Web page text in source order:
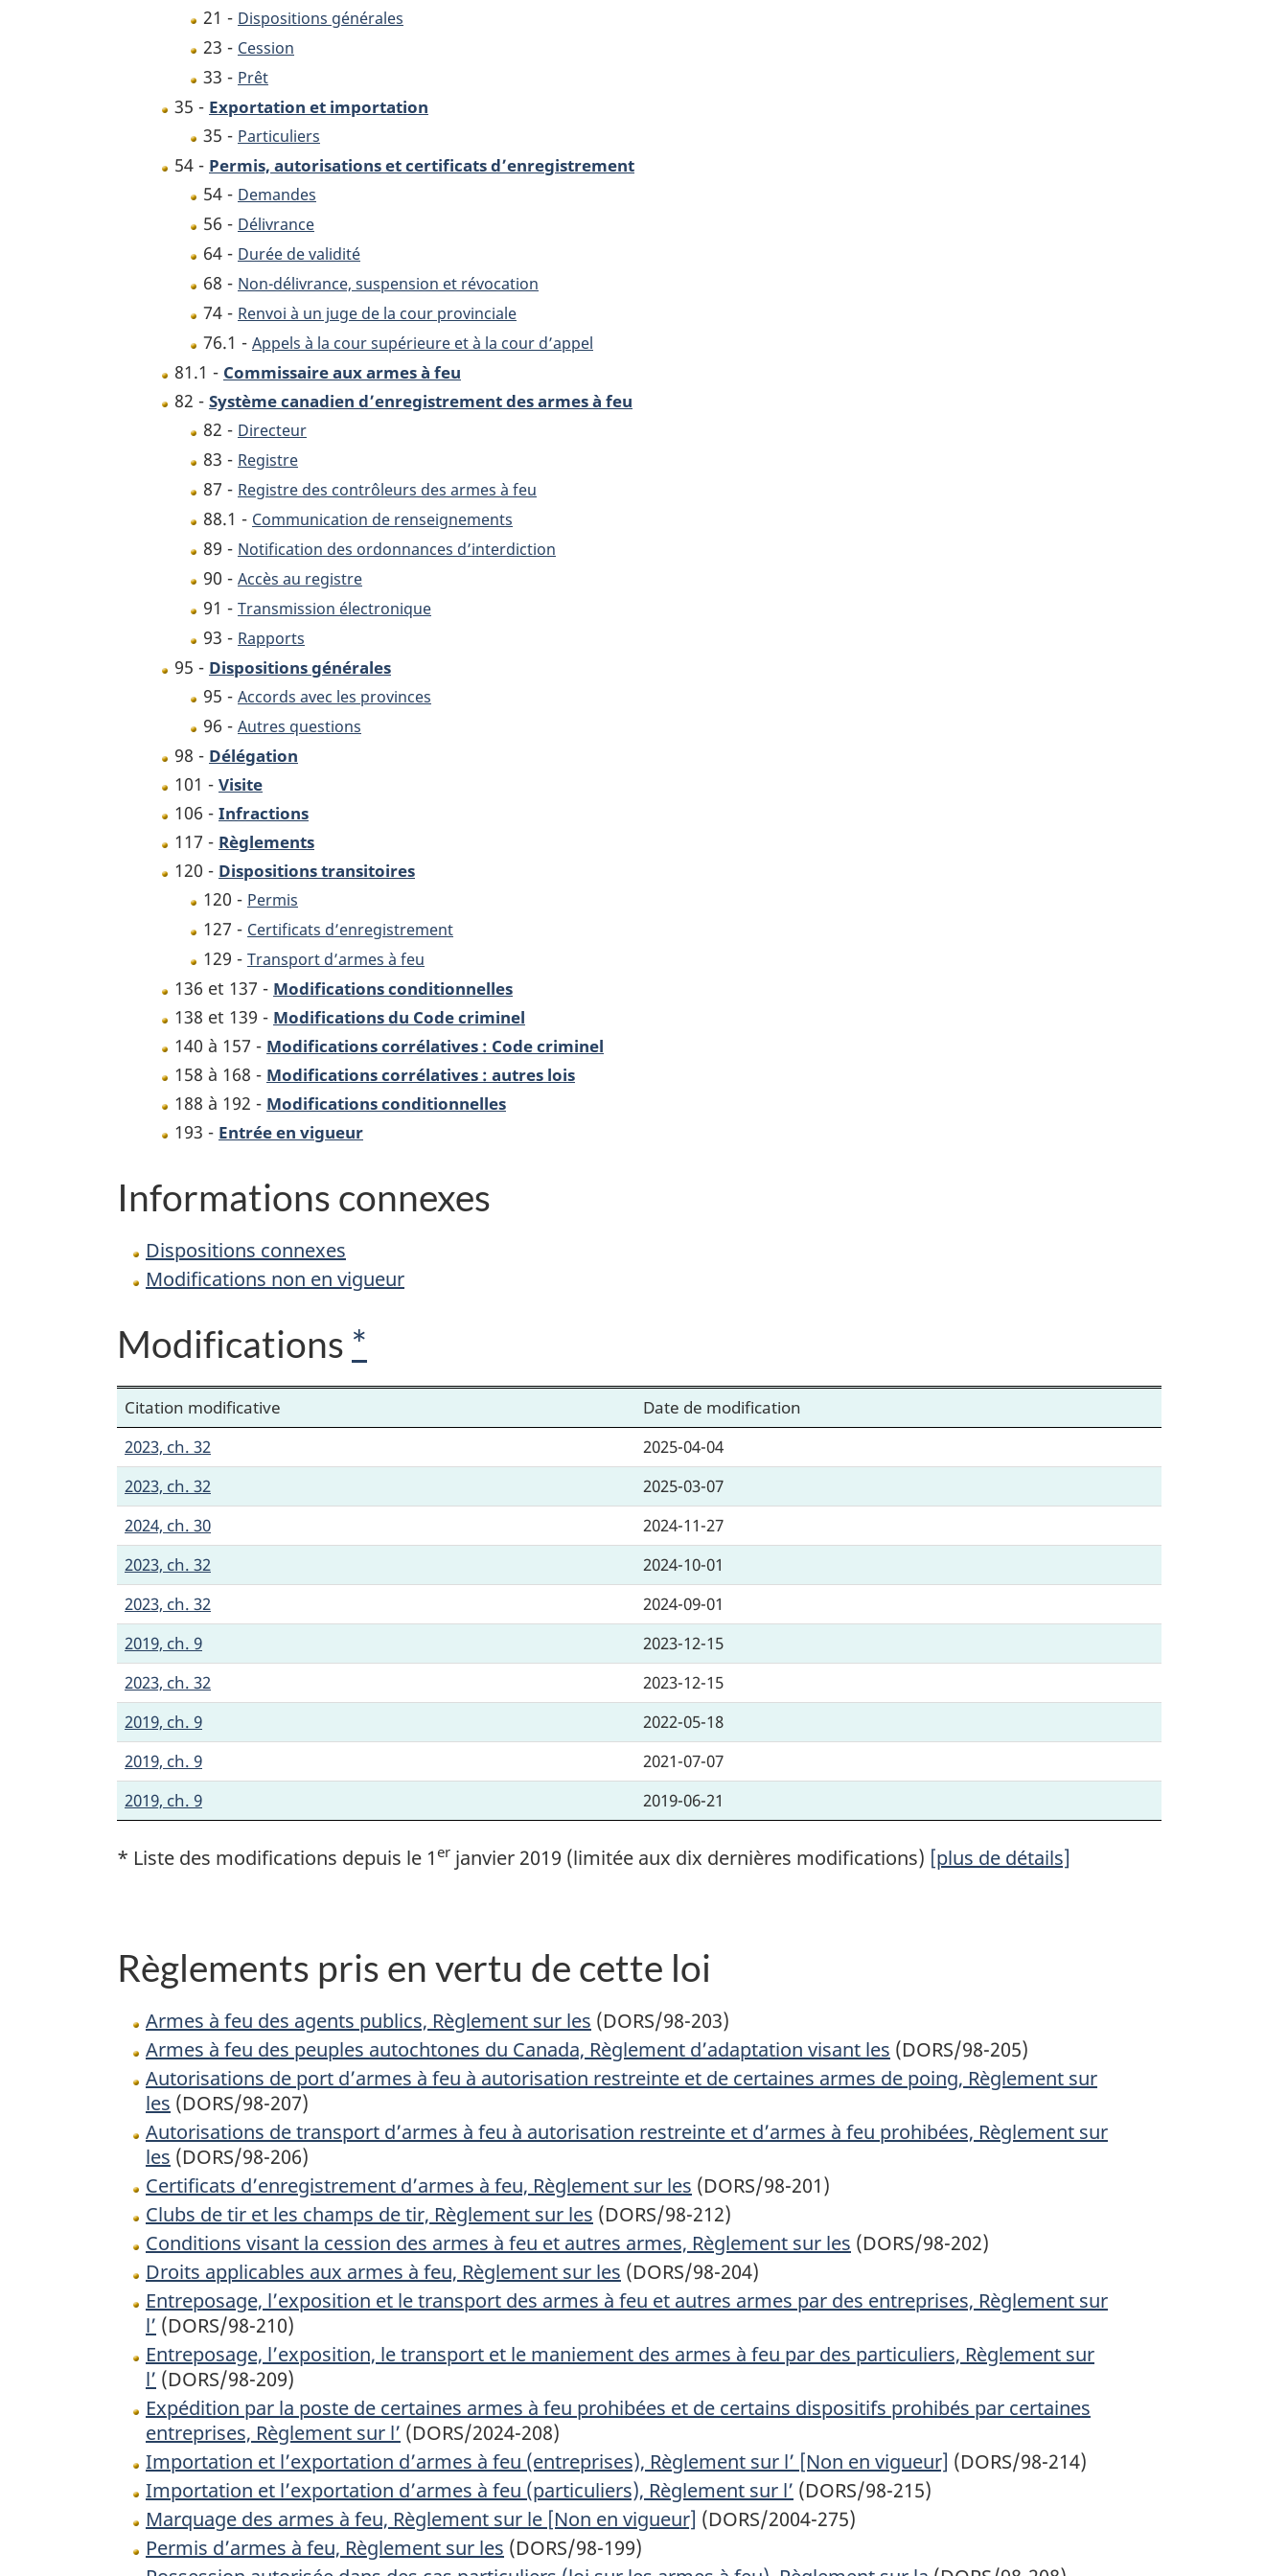
21 - Dispositions générales
23 - Cession
33 - Prêt
35 - Exportation et importation
35 - Particuliers
54 - Permis, autorisations et certificats d’enregistrement
54 - Demandes
56 - Délivrance
64 - Durée de validité
68 - Non-délivrance, suspension et révocation
74 - Renvoi à un juge de la cour provinciale
76.1 - Appels à la cour supérieure et à la cour d’appel
81.1 - Commissaire aux armes à feu
82 - Système canadien d’enregistrement des armes à feu
82 - Directeur
83 - Registre
87 - Registre des contrôleurs des armes à feu
88.1 - Communication de renseignements
89 - Notification des ordonnances d’interdiction
90 - Accès au registre
91 - Transmission électronique
93 - Rapports
95 - Dispositions générales
95 - Accords avec les provinces
96 - Autres questions
98 - Délégation
101 - Visite
106 - Infractions
117 - Règlements
120 - Dispositions transitoires
120 - Permis
127 - Certificats d’enregistrement
129 - Transport d’armes à feu
136 et 137 - Modifications conditionnelles
138 et 139 - Modifications du Code criminel
140 à 157 - Modifications corrélatives : Code criminel
158 à 168 - Modifications corrélatives : autres lois
188 à 192 - Modifications conditionnelles
193 - Entrée en vigueur
Informations connexes
Dispositions connexes
Modifications non en vigueur
Modifications *
Citation modificative
Date de modification
2023, ch. 32
2025-04-04
2023, ch. 32
2025-03-07
2024, ch. 30
2024-11-27
2023, ch. 32
2024-10-01
2023, ch. 32
2024-09-01
2019, ch. 9
2023-12-15
2023, ch. 32
2023-12-15
2019, ch. 9
2022-05-18
2019, ch. 9
2021-07-07
2019, ch. 9
2019-06-21
* Liste des modifications depuis le 1 er janvier 2019 (limitée aux dix dernières modifications) [plus de détails]
Règlements pris en vertu de cette loi
Armes à feu des agents publics, Règlement sur les (DORS/98-203)
Armes à feu des peuples autochtones du Canada, Règlement d’adaptation visant les (DORS/98-205)
Autorisations de port d’armes à feu à autorisation restreinte et de certaines armes de poing, Règlement sur
les (DORS/98-207)
Autorisations de transport d’armes à feu à autorisation restreinte et d’armes à feu prohibées, Règlement sur
les (DORS/98-206)
Certificats d’enregistrement d’armes à feu, Règlement sur les (DORS/98-201)
Clubs de tir et les champs de tir, Règlement sur les (DORS/98-212)
Conditions visant la cession des armes à feu et autres armes, Règlement sur les (DORS/98-202)
Droits applicables aux armes à feu, Règlement sur les (DORS/98-204)
Entreposage, l’exposition et le transport des armes à feu et autres armes par des entreprises, Règlement sur
l’ (DORS/98-210)
Entreposage, l’exposition, le transport et le maniement des armes à feu par des particuliers, Règlement sur
l’ (DORS/98-209)
Expédition par la poste de certaines armes à feu prohibées et de certains dispositifs prohibés par certaines
entreprises, Règlement sur l’ (DORS/2024-208)
Importation et l’exportation d’armes à feu (entreprises), Règlement sur l’ [Non en vigueur] (DORS/98-214)
Importation et l’exportation d’armes à feu (particuliers), Règlement sur l’ (DORS/98-215)
Marquage des armes à feu, Règlement sur le [Non en vigueur] (DORS/2004-275)
Permis d’armes à feu, Règlement sur les (DORS/98-199)